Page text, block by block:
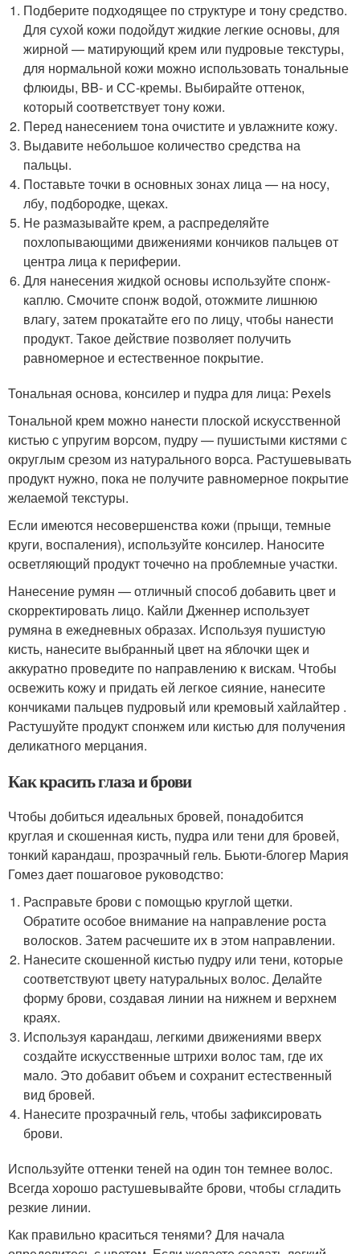
Подберите подходящее по структуре и тону средство.
Для сухой кожи подойдут жидкие легкие основы, для
жирной — матирующий крем или пудровые текстуры,
для нормальной кожи можно использовать тональные
флюиды, BB- и СС-кремы. Выбирайте оттенок,
который соответствует тону кожи.
Перед нанесением тона очистите и увлажните кожу.
Выдавите небольшое количество средства на
пальцы.
Поставьте точки в основных зонах лица — на носу,
лбу, подбородке, щеках.
Не размазывайте крем, а распределяйте
похлопывающими движениями кончиков пальцев от
центра лица к периферии.
Для нанесения жидкой основы используйте спонж-
каплю. Смочите спонж водой, отожмите лишнюю
влагу, затем прокатайте его по лицу, чтобы нанести
продукт. Такое действие позволяет получить
равномерное и естественное покрытие.
Тональная основа, консилер и пудра для лица: Pexels
Тональной крем можно нанести плоской искусственной
кистью с упругим ворсом, пудру — пушистыми кистями с
округлым срезом из натурального ворса. Растушевывать
продукт нужно, пока не получите равномерное покрытие
желаемой текстуры.
Если имеются несовершенства кожи (прыщи, темные
круги, воспаления), используйте консилер. Наносите
осветляющий продукт точечно на проблемные участки.
Нанесение румян — отличный способ добавить цвет и
скорректировать лицо. Кайли Дженнер использует
румяна в ежедневных образах. Используя пушистую
кисть, нанесите выбранный цвет на яблочки щек и
аккуратно проведите по направлению к вискам. Чтобы
освежить кожу и придать ей легкое сияние, нанесите
кончиками пальцев пудровый или кремовый хайлайтер .
Растушуйте продукт спонжем или кистью для получения
деликатного мерцания.
Как красить глаза и брови
Чтобы добиться идеальных бровей, понадобится
круглая и скошенная кисть, пудра или тени для бровей,
тонкий карандаш, прозрачный гель. Бьюти-блогер Мария
Гомез дает пошаговое руководство:
Расправьте брови с помощью круглой щетки.
Обратите особое внимание на направление роста
волосков. Затем расчешите их в этом направлении.
Нанесите скошенной кистью пудру или тени, которые
соответствуют цвету натуральных волос. Делайте
форму брови, создавая линии на нижнем и верхнем
краях.
Используя карандаш, легкими движениями вверх
создайте искусственные штрихи волос там, где их
мало. Это добавит объем и сохранит естественный
вид бровей.
Нанесите прозрачный гель, чтобы зафиксировать
брови.
Используйте оттенки теней на один тон темнее волос.
Всегда хорошо растушевывайте брови, чтобы сгладить
резкие линии.
Как правильно краситься тенями? Для начала